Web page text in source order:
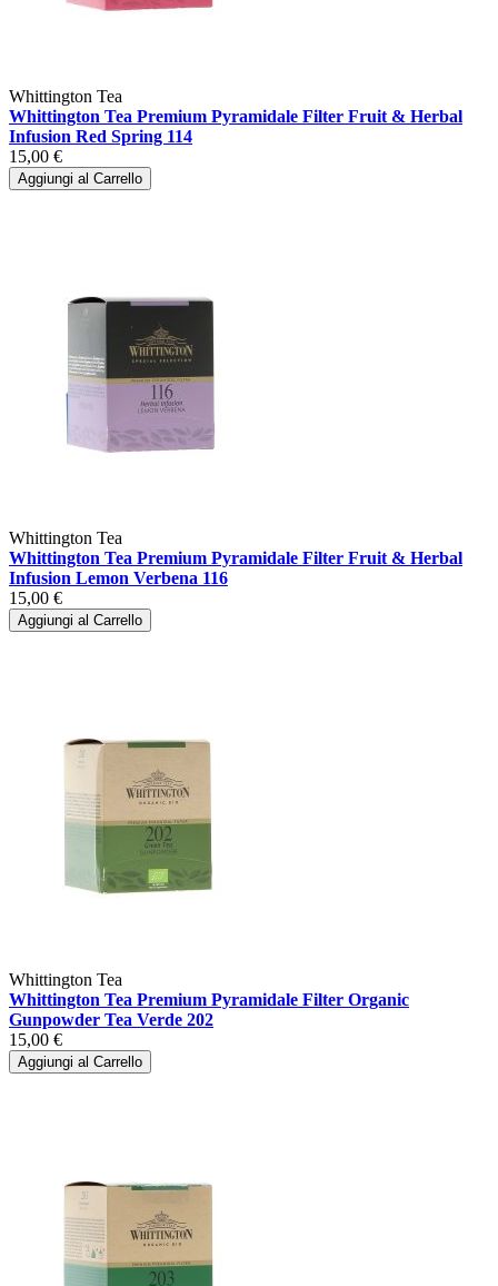
Whittington Tea
Whittington Tea Premium Pyramidale Filter Fruit & Herbal
Infusion Red Spring 114
15,00 €
Aggiungi al Carrello
Whittington Tea
Whittington Tea Premium Pyramidale Filter Fruit & Herbal
Infusion Lemon Verbena 116
15,00 €
Aggiungi al Carrello
Whittington Tea
Whittington Tea Premium Pyramidale Filter Organic
Gunpowder Tea Verde 202
15,00 €
Aggiungi al Carrello